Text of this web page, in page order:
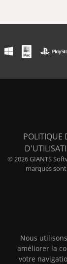
POLITIQUE
© 2026 GIANTS
marques
Nous
améliorer la
votre